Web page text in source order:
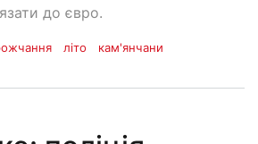
до євро.
літо кам'янчани